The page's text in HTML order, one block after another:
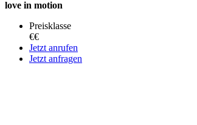
love in motion
Preisklasse
€€
Jetzt anrufen
Jetzt anfragen